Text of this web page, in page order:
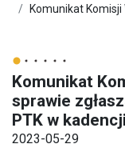
Komunikat Komisji
Komunikat
sprawie
PTK w
2023-05-29